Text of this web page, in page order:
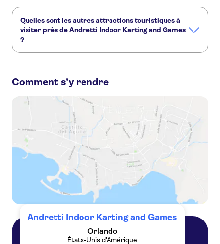
Quelles sont les autres attractions touristiques à
visiter près de Andretti Indoor Karting and Games
?
Centre spatial Kennedy
Forfaits Floride : Combo & Essential
Walt Disney World Resort en Floride
Comment s’y rendre
Andretti Indoor Karting and Games
Orlando
États-Unis d'Amérique